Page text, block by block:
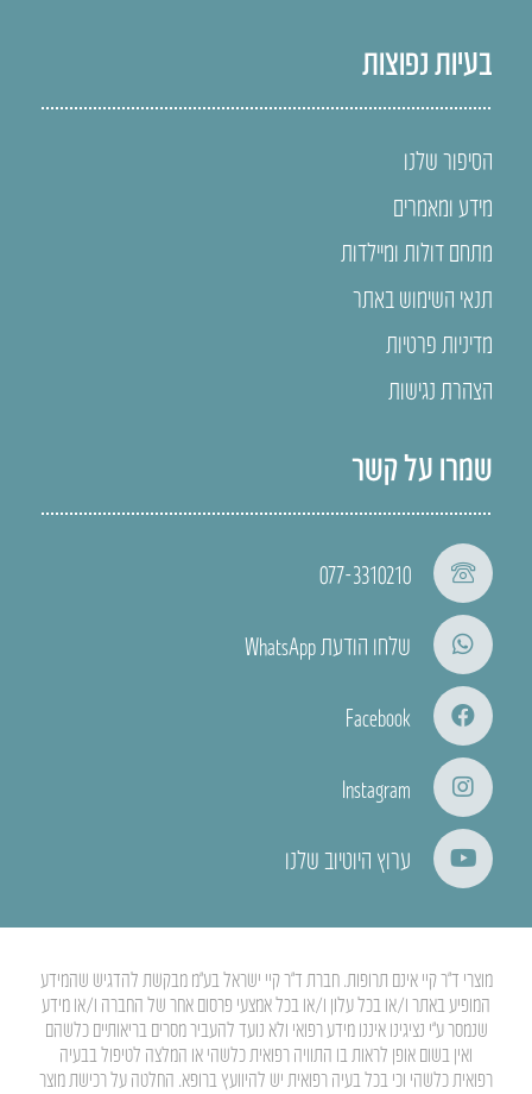
בעיות נפוצות
הסיפור שלנו
מידע ומאמרים
מתחם דולות ומיילדות
תנאי השימוש באתר
מדיניות פרטיות
הצהרת נגישות
שמרו על קשר
077-3310210
שלחו הודעת WhatsApp
Facebook
Instagram
ערוץ היוטיוב שלנו
מוצרי ד”ר קיי אינם תרופות. חברת ד”ר קיי ישראל בע”מ מבקשת להדגיש שהמידע
המופיע באתר ו/או בכל עלון ו/או בכל אמצעי פרסום אחר של החברה ו/או מידע
שנמסר ע”י נציגינו איננו מידע רפואי ולא נועד להעביר מסרים בריאותיים כלשהם
ואין בשום אופן לראות בו התוויה רפואית כלשהי או המלצה לטיפול בבעיה
רפואית כלשהי וכי בכל בעיה רפואית יש להיוועץ ברופא. החלטה על רכישת מוצר